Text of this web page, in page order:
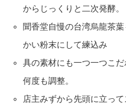
から じっくりと二次発酵。
聞香堂自慢の台湾烏龍茶
かい粉末にして練込み
具の素材にも一つ一つこ
何度も調整。
店主みずから先頭に立っ